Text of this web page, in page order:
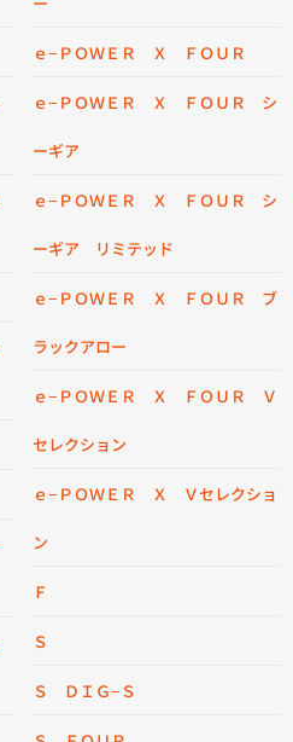
ｅ−ＰＯＷＥＲ Ｘ ＦＯＵＲ
ｅ−ＰＯＷＥＲ Ｘ ＦＯＵＲ シ
ーギア
ｅ−ＰＯＷＥＲ Ｘ ＦＯＵＲ シ
ーギア リミテッド
ｅ−ＰＯＷＥＲ Ｘ ＦＯＵＲ ブ
ラックアロー
ｅ−ＰＯＷＥＲ Ｘ ＦＯＵＲ Ｖ
セレクション
ｅ−ＰＯＷＥＲ Ｘ Ｖセレクショ
ン
Ｆ
Ｓ
Ｓ ＤＩＧ−Ｓ